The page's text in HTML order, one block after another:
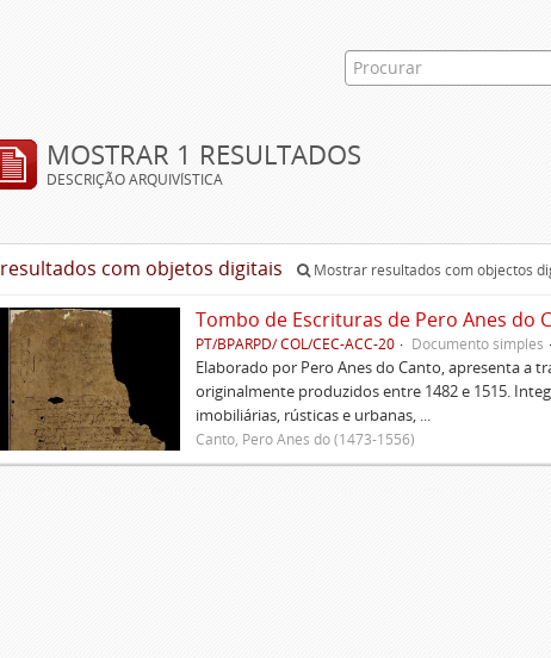
MOSTRAR 1 RESULTADOS
DESCRIÇÃO ARQUIVÍSTICA
resultados com objetos digitais Mostrar resultados com objectos
Tombo de Escrituras de Pero Anes do
PT/BPARPD/ COL/CEC-ACC-20 Documento simples
Elaborado por Pero Anes do Canto, apresenta a
originalmente produzidos entre 1482 e 1515.
imobiliárias, rústicas e urbanas, ...
Canto, Pero Anes do (1473-1556)